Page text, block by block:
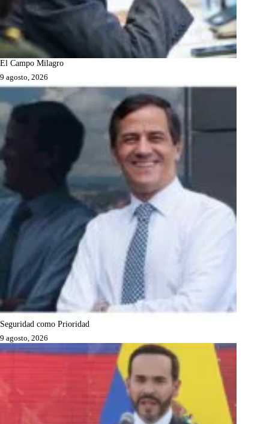
El Campo Milagro
9 agosto, 2026
Seguridad como Prioridad
9 agosto, 2026